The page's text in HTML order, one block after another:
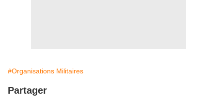
#Organisations Militaires
Partager